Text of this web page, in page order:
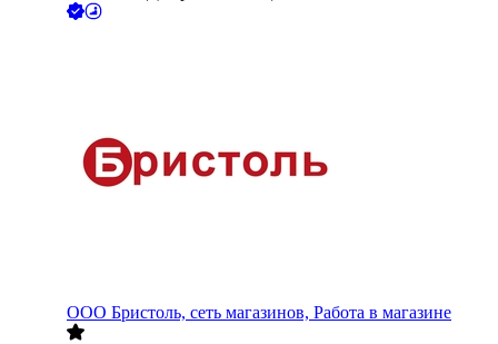
ООО Бристоль, сеть магазинов, Работа в магазине